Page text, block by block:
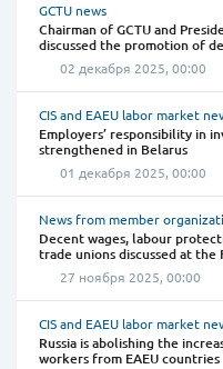
GCTU news
Chairman of GCTU and
discussed the promotion of
02 декабря 2025, 00:00
CIS and EAEU labor market
Employers’ responsibility in
strengthened in Belarus
01 декабря 2025, 00:00
News from member
Decent wages, labour
trade unions discussed at the
27 ноября 2025, 00:00
CIS and EAEU labor market
Russia is abolishing the
workers from EAEU countries